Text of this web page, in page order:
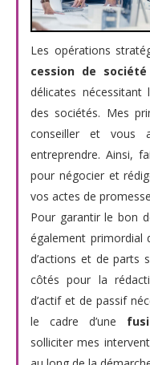
Les opérations
cession de société
délicates nécessitant
des sociétés. Mes
conseiller et vous
entreprendre. Ainsi,
pour négocier et
vos actes de
Pour garantir le bon
également primordial
d’actions et de parts
côtés pour la
d’actif et de passif
le cadre d’une
solliciter mes